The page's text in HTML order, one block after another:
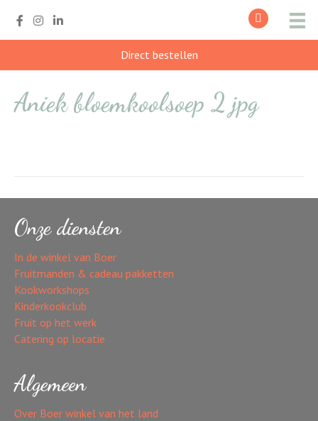
Direct bestellen
Aniek bloemkoolsoep 2 jpg
Onze diensten
In de winkel van Boer
Fruitmanden & cadeau pakketten
Kookworkshops
Kinderkookclub
Fruit op het werk
Catering op locatie
Algemeen
Over Boer winkel van het land